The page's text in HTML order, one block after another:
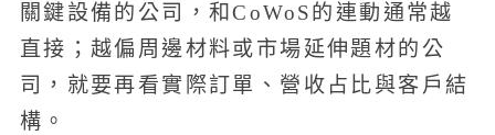
關鍵設備的公司，和CoWoS的連動通常越
直接；越偏周邊材料或市場延伸題材的公
司，就要再看實際訂單、營收占比與客戶結
構。